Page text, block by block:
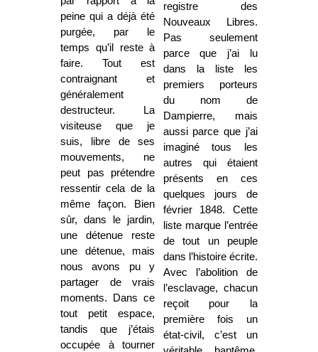
peine qui a déjà été
purgée, par le
temps qu’il reste à
faire. Tout est
contraignant et
généralement
destructeur. La
visiteuse que je
suis, libre de ses
mouvements, ne
peut pas prétendre
ressentir cela de la
même façon. Bien
sûr, dans le jardin,
une détenue reste
une détenue, mais
nous avons pu y
partager de vrais
moments. Dans ce
tout petit espace,
tandis que j’étais
occupée à tourner
registre des
Nouveaux Libres.
Pas seulement
parce que j’ai lu
dans la liste les
premiers porteurs
du nom de
Dampierre, mais
aussi parce que j’ai
imaginé tous les
autres qui étaient
présents en ces
quelques jours de
février 1848. Cette
liste marque l’entrée
de tout un peuple
dans l’histoire écrite.
Avec l’abolition de
l’esclavage, chacun
reçoit pour la
première fois un
état-civil, c’est un